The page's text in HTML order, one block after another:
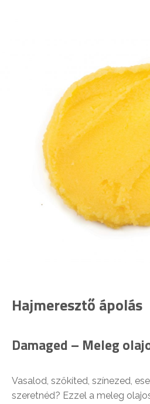
Hajmeresztő ápolás
Damaged – Meleg
Vasalod, szőkíted, színezed,
szeretnéd? Ezzel a meleg